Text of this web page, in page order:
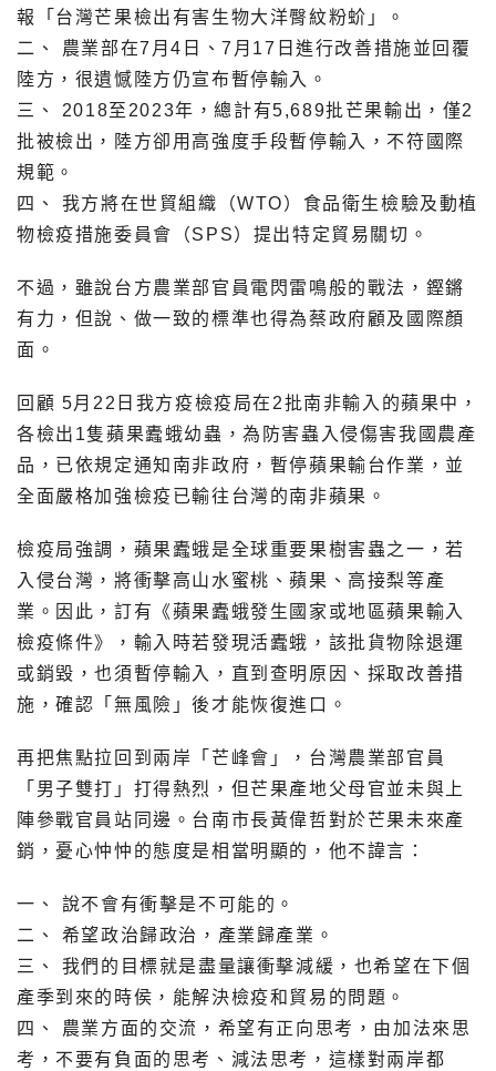
報「台灣芒果檢出有害生物大洋臀紋粉蚧」。
二、 農業部在7月4日、7月17日進行改善措施並回覆
陸方，很遺憾陸方仍宣布暫停輸入。
三、 2018至2023年，總計有5,689批芒果輸出，僅2
批被檢出，陸方卻用高強度手段暫停輸入，不符國際
規範。
四、 我方將在世貿組織（WTO）食品衛生檢驗及動植
物檢疫措施委員會（SPS）提出特定貿易關切。
不過，雖說台方農業部官員電閃雷鳴般的戰法，鏗鏘
有力，但說、做一致的標準也得為蔡政府顧及國際顏
面。
回顧 5月22日我方疫檢疫局在2批南非輸入的蘋果中，
各檢出1隻蘋果蠹蛾幼蟲，為防害蟲入侵傷害我國農產
品，已依規定通知南非政府，暫停蘋果輸台作業，並
全面嚴格加強檢疫已輸往台灣的南非蘋果。
檢疫局強調，蘋果蠹蛾是全球重要果樹害蟲之一，若
入侵台灣，將衝擊高山水蜜桃、蘋果、高接梨等產
業。因此，訂有《蘋果蠹蛾發生國家或地區蘋果輸入
檢疫條件》，輸入時若發現活蠹蛾，該批貨物除退運
或銷毀，也須暫停輸入，直到查明原因、採取改善措
施，確認「無風險」後才能恢復進口。
再把焦點拉回到兩岸「芒峰會」，台灣農業部官員
「男子雙打」打得熱烈，但芒果產地父母官並未與上
陣參戰官員站同邊。台南市長黃偉哲對於芒果未來產
銷，憂心忡忡的態度是相當明顯的，他不諱言：
一、 說不會有衝擊是不可能的。
二、 希望政治歸政治，產業歸產業。
三、 我們的目標就是盡量讓衝擊減緩，也希望在下個
產季到來的時侯，能解決檢疫和貿易的問題。
四、 農業方面的交流，希望有正向思考，由加法來思
考，不要有負面的思考、減法思考，這樣對兩岸都